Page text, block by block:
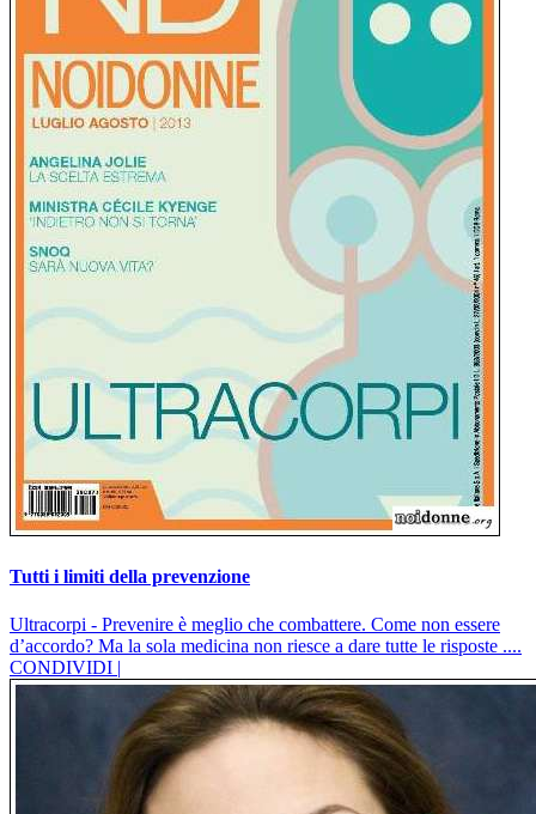
Tutti i limiti della prevenzione
Ultracorpi - Prevenire è meglio che combattere. Come non essere
d’accordo? Ma la sola medicina non riesce a dare tutte le risposte ....
CONDIVIDI |